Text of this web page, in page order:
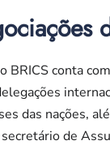
BRICS conta
das nações,
de